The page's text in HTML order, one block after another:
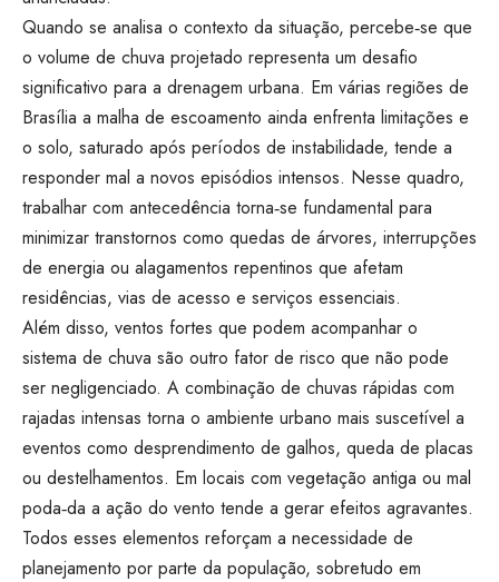
Quando se analisa o contexto da situação, percebe‑se que
o volume de chuva projetado representa um desafio
significativo para a drenagem urbana. Em várias regiões de
Brasília a malha de escoamento ainda enfrenta limitações e
o solo, saturado após períodos de instabilidade, tende a
responder mal a novos episódios intensos. Nesse quadro,
trabalhar com antecedência torna‑se fundamental para
minimizar transtornos como quedas de árvores, interrupções
de energia ou alagamentos repentinos que afetam
residências, vias de acesso e serviços essenciais.
Além disso, ventos fortes que podem acompanhar o
sistema de chuva são outro fator de risco que não pode
ser negligenciado. A combinação de chuvas rápidas com
rajadas intensas torna o ambiente urbano mais suscetível a
eventos como desprendimento de galhos, queda de placas
ou destelhamentos. Em locais com vegetação antiga ou mal
poda‑da a ação do vento tende a gerar efeitos agravantes.
Todos esses elementos reforçam a necessidade de
planejamento por parte da população, sobretudo em